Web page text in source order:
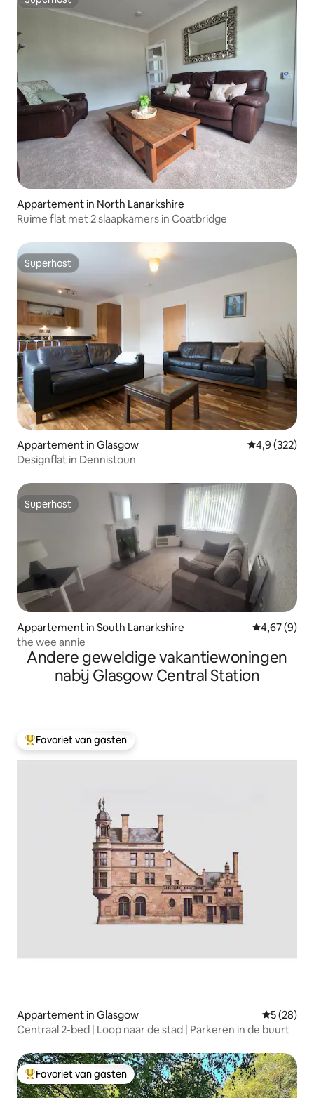
Superhost
Appartement in North Lanarkshire
Ruime flat met 2 slaapkamers in Coatbridge
Superhost
Superhost
Appartement in Glasgow Gemiddelde
4,9 (322)
Designflat in Dennistoun
Superhost
Superhost
Appartement in South Lanarkshire Gemiddelde
4,67 (9)
the wee annie
Andere geweldige vakantiewoningen
nabij Glasgow Central Station
Topfavoriet van gasten
Favoriet van gasten
Appartement in Glasgow
5 (28)
Centraal 2-bed | Loop naar de stad | Parkeren in de buurt
Topfavoriet van gasten
Favoriet van gasten